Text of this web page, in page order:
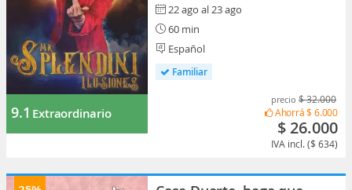
9.1 Extraordinario
22 ago al 23 ago
60 min
Español
Familiar
precio $ 32.000
Ahorrá$ 6.000
$ 26.000
IVA incl. ($ 634)